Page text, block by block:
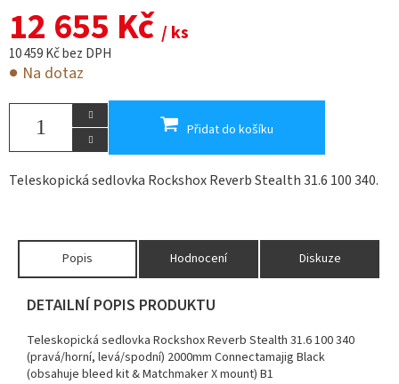
12 655 Kč / ks
10 459 Kč bez DPH
Na dotaz
Přidat do košíku
Teleskopická sedlovka Rockshox Reverb Stealth 31.6 100 340.
Popis Hodnocení Diskuze
DETAILNÍ POPIS PRODUKTU
Teleskopická sedlovka Rockshox Reverb Stealth 31.6 100 340
(pravá/horní, levá/spodní) 2000mm Connectamajig Black
(obsahuje bleed kit & Matchmaker X mount) B1